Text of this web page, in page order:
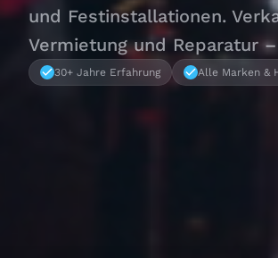
und Festinstallationen.
Vermietung und Reparatur
30+ Jahre Erfahrung Alle Marken &